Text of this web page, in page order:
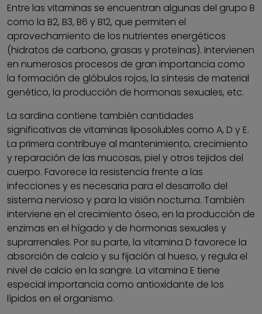
Entre las vitaminas se encuentran algunas del grupo B
como la B2, B3, B6 y B12, que permiten el
aprovechamiento de los nutrientes energéticos
(hidratos de carbono, grasas y proteínas). Intervienen
en numerosos procesos de gran importancia como
la formación de glóbulos rojos, la síntesis de material
genético, la producción de hormonas sexuales, etc.
La sardina contiene también cantidades
significativas de vitaminas liposolubles como A, D y E.
La primera contribuye al mantenimiento, crecimiento
y reparación de las mucosas, piel y otros tejidos del
cuerpo. Favorece la resistencia frente a las
infecciones y es necesaria para el desarrollo del
sistema nervioso y para la visión nocturna. También
interviene en el crecimiento óseo, en la producción de
enzimas en el hígado y de hormonas sexuales y
suprarrenales. Por su parte, la vitamina D favorece la
absorción de calcio y su fijación al hueso, y regula el
nivel de calcio en la sangre. La vitamina E tiene
especial importancia como antioxidante de los
lípidos en el organismo.